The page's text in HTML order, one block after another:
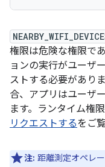
権限は危険な権限で
ョンの実行がユーザ
ストする必要があり
合、アプリはユーザ
ます。ランタイム権
リクエストするをご
注: 距離測定オペレ